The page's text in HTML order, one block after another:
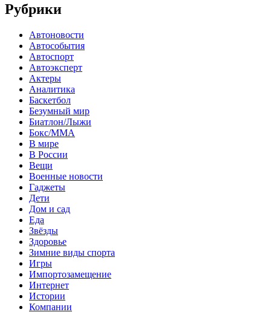
Рубрики
Автоновости
Автособытия
Автоспорт
Автоэксперт
Актеры
Аналитика
Баскетбол
Безумный мир
Биатлон/Лыжи
Бокс/MMA
В мире
В России
Вещи
Военные новости
Гаджеты
Дети
Дом и сад
Еда
Звёзды
Здоровье
Зимние виды спорта
Игры
Импортозамещение
Интернет
Истории
Компании